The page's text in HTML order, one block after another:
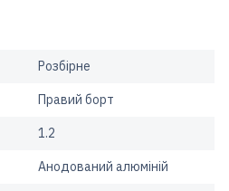
Розбірне
Правий борт
1.2
Анодований алюміній